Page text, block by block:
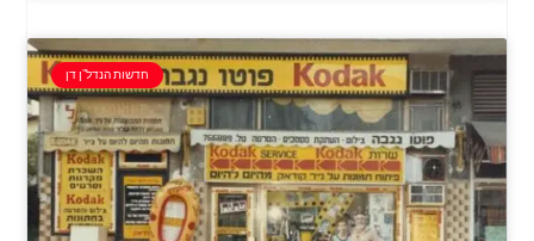
חדשות הנדל"ן דן